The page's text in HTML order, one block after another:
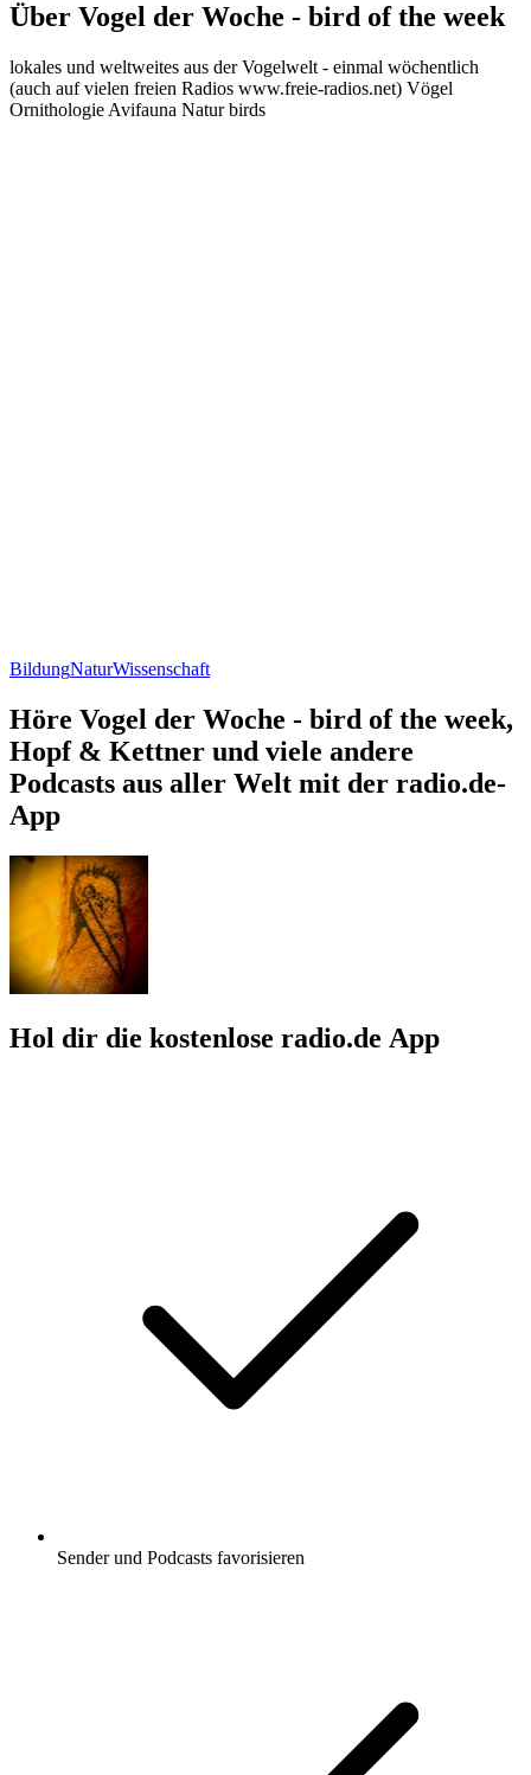
Über Vogel der Woche - bird of the week
lokales und weltweites aus der Vogelwelt - einmal wöchentlich
(auch auf vielen freien Radios www.freie-radios.net) Vögel
Ornithologie Avifauna Natur birds
BildungNaturWissenschaft
Höre Vogel der Woche - bird of the week,
Hopf & Kettner und viele andere
Podcasts aus aller Welt mit der radio.de-
App
Hol dir die kostenlose radio.de App
Sender und Podcasts favorisieren